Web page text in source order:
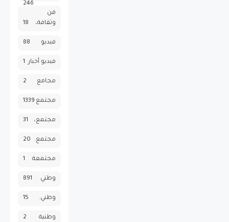
246
فن
وثقافة،
18
فيديو 88
فيديو أخبار 1
مجامع 2
مجتمع 1339
مجتمع، 31
مجتمع. 20
مجتمعة 1
وطني 891
وطني. 15
وطنية 2